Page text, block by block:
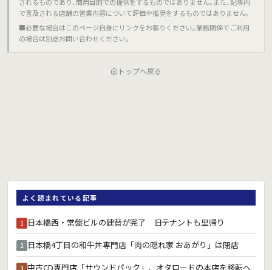
されるものであり､商用目的での提供をするものではありません｡また､記事内
で言及される店舗の営業内容について評価や推奨をするものではありません｡
■必要な場合はこのページ自身にリンクをお張りください｡業務関係でご利用
の場合は別途お問い合わせください｡
トップへ戻る
よく読まれている記事
1 日本橋西・常盤ビルの建替が完了 旧テナントも里帰り
2 日本橋4丁目の和牛丼専門店「肉の隠れ家 おあがり」は閉店
3 中古CD専門店「サウンドパック」、オタロードの本店を移転へ